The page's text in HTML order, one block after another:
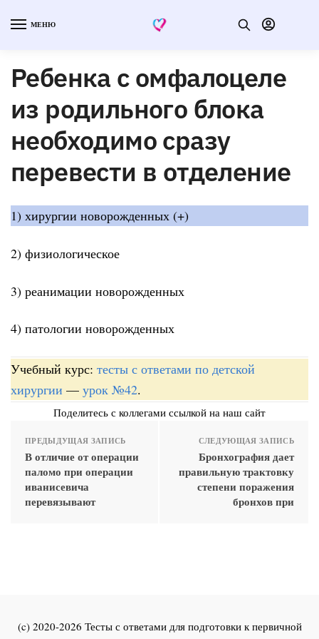
МЕНЮ
Ребенка с омфалоцеле
из родильного блока
необходимо сразу
перевести в отделение
1) хирургии новорожденных (+)
2) физиологическое
3) реанимации новорожденных
4) патологии новорожденных
Учебный курс: тесты с ответами по детской
хирургии — урок №42.
Поделитесь с коллегами ссылкой на наш сайт
ПРЕДЫДУЩАЯ ЗАПИСЬ
В отличие от операции
паломо при операции
иванисевича
перевязывают
СЛЕДУЮЩАЯ ЗАПИСЬ
Бронхография дает
правильную трактовку
степени поражения
бронхов при
(c) 2020-2026 Тесты с ответами для подготовки к первичной